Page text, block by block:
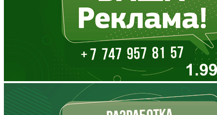
Еврейская АО
Забайкальский край
Запорожская область
Ивановская область
Иркутская область